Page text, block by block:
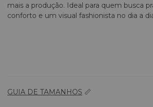
mais a produção. Ideal para quem busca
conforto e um visual fashionista no dia a
GUIA DE TAMANHOS 📏